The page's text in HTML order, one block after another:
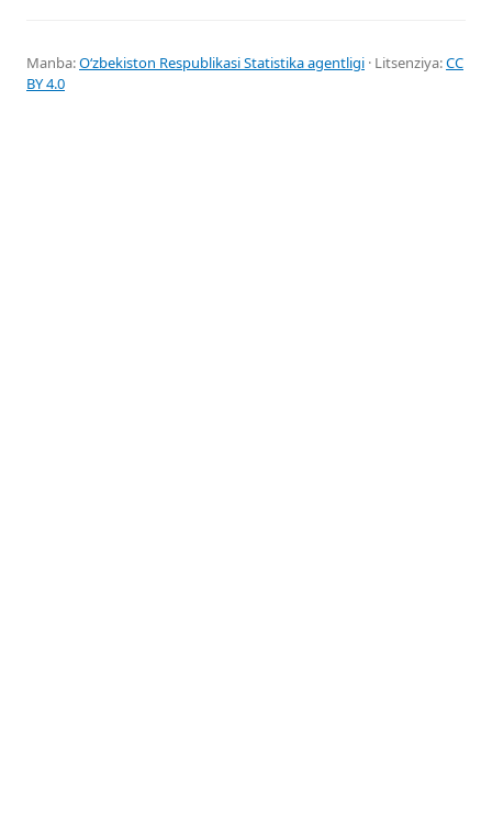
Manba:Oʻzbekiston Respublikasi Statistika agentligi · Litsenziya:CC
BY 4.0